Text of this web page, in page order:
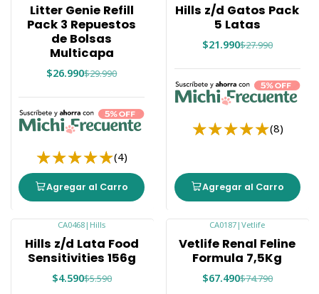
Litter Genie Refill
Pack 3 Repuestos
de Bolsas
Multicapa
$26.990$29.990
(4)
Agregar al Carro
Hills z/d Gatos Pack
5 Latas
$21.990$27.990
(8)
Agregar al Carro
CA0468 | Hills
Hills z/d Lata Food
Sensitivities 156g
$4.590$5.590
Agotado
CA0187 |Vetlife
Vetlife Renal Feline
Formula 7,5Kg
$67.490$74.790